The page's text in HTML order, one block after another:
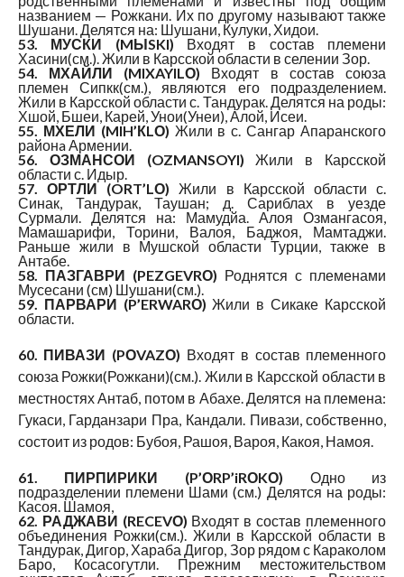
названием — Рожкани. Их по другому называют также
Шушани. Делятся на: Шушани, Кулуки, Хидои.
53. МУСКИ (MЫSKI)Входят в состав племени
Хасини(см.). Жили в Карсской области в селении Зор.
54. МХАЙЛИ (MIXAYILО) Входят в состав союза
племен Сипкк(см.), являются его подразделением.
Жили в Карсской области с. Тандурак. Делятся на роды:
Хшой, Бшеи, Карей, Унои(Унеи), Алой, Исеи.
55. МХЕЛИ (MIH’КLО) Жили в с. Сангар Апаранского
районa Армении.
56. ОЗМАНСОИ (OZMANSOYI) Жили в Карсской
области с. Идыр.
57. ОРТЛИ (ORT’LО) Жили в Карсской области с.
Синак, Тандурак, Таушан; д. Сариблах в уезде
Сурмали. Делятся на: Мамудйа. Алоя Озмангасоя,
Мамашарифи, Торини, Валоя, Баджоя, Мамтаджи.
Раньше жили в Мушской области Турции, также в
Антабе.
58. ПАЗГАВРИ (PEZGEVRО) Роднятся с племенами
Мусесани (см) Шушани(см.).
59. ПАРВАРИ (P’ERWARО) Жили в Сикаке Карсской
области.
60. ПИВАЗИ (PОVAZО) Входят в состав племенного
союза Рожки(Рожкани)(см.). Жили в Карсской области в
местностях Антаб, потом в Абахе. Делятся на племена:
Гукаси, Гарданзари Пра, Кандали. Пивази, собственно,
состоит из родов: Бубоя, Рашоя, Вароя, Какоя, Намоя.
61. ПИРПИРИКИ (P’ОRP’iRОKО) Одно из
подразделении племени Шами (см.) Делятся на роды:
Касоя. Шамоя,
62. РАДЖАВИ (RECEVО) Входят в состав племенного
объединения Рожки(см.). Жили в Карсской области в
Тандурак, Дигор, Хараба Дигор, Зор рядом с Караколом
Баро, Косасогутли. Прежним местожительством